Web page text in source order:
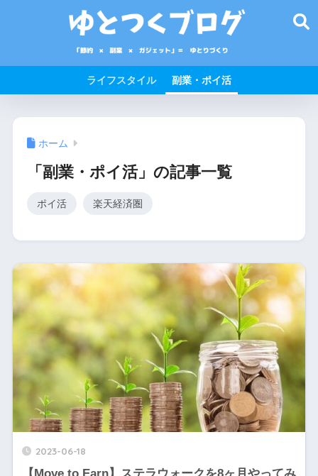
ライフスタイル 副業・ポイ活
ホーム
「副業・ポイ活」の記事一覧
ポイ活 楽天経済圏
2023-06-18
【Move to Earn】ステラウォークを8ヶ月やってみ